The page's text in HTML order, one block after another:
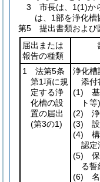
3 市長は、1(1)か
は、1部を浄化槽
第5 提出書類および
届出または
報告の種類
1 法第5条
第1項に規
定する浄
化槽の設
置の届出
(第3の1)
浄化槽
添付
(1) 基
ト等)
(2) 浄
(3) 設
(4) 構
認定
(5) 保
る誓
(6) 名